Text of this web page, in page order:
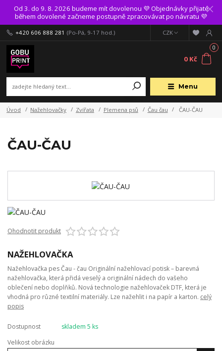
Od 3. do 9. 8. 2026 budeme mít dovolenou 💜 Objednávky přijaté
během dovolené začneme postupně zpracovávat po návratu 💜
Menu
CZK
+420 606 888 281 (Po-Pá, 9-17 hod.)
0
0 Kč
Úvod Nažehlovačky Zvířata Plemena psů Čau čau ČAU-ČAU
ČAU-ČAU
Ohodnotit produkt
NAŽEHLOVAČKA
Nažehlovačka pes Čau - čau Originální nažehlovací potisk – barevná
nažehlovačka, která přidá veselý a originální nádech do vašeho
oblečení nebo doplňků. Nová technologie nažehlovaček DTF, která je
vhodná pro různé textilní materiály. Lze nažehlit i na papír a karton. celý
popis
Dostupnost
skladem 5 ks
Velikost obrázku